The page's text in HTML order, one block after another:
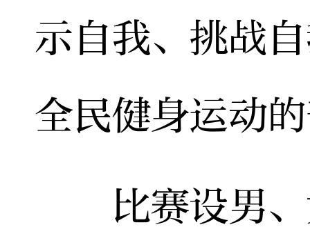
示自我、挑战
全民健身运动
比赛设男、